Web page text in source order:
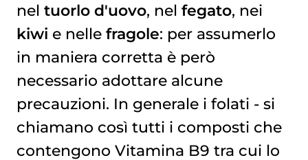
nel tuorlo d'uovo, nel fegato, nei
kiwi e nelle fragole: per assumerlo
in maniera corretta è però
necessario adottare alcune
precauzioni. In generale i folati - si
chiamano così tutti i composti che
contengono Vitamina B9 tra cui lo